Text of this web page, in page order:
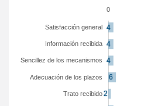
0
Satisfacción general
Información recibida
Sencillez de los mecanismos
Adecuación de los plazos
Trato recibido